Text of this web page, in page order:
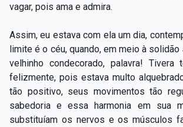
vagar, pois ama e admira.
Assim, eu estava com ela um dia,
limite é o céu, quando, em meio à
velhinho condecorado, palavra!
felizmente, pois estava multo
tão positivo, seus movimentos tão
sabedoria e essa harmonia em sua
substituíam os nervos e os músculos